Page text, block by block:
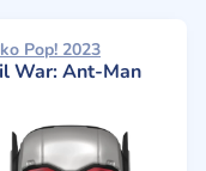
Pop! 2023
War: Ant-Man